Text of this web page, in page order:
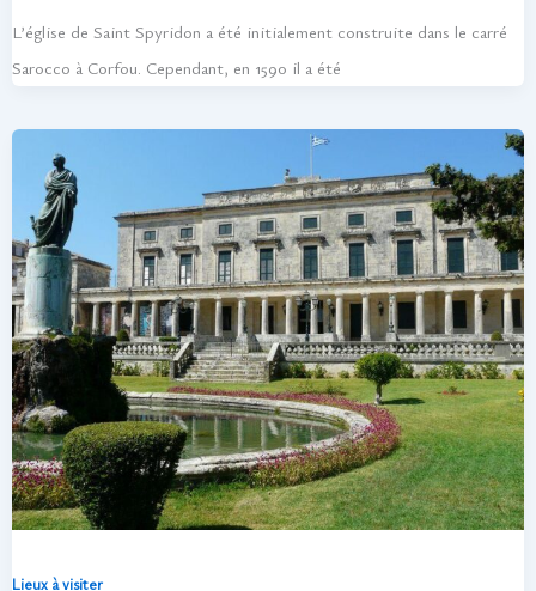
L’église de Saint Spyridon a été initialement construite dans le carré
Sarocco à Corfou. Cependant, en 1590 il a été
Lieux à visiter